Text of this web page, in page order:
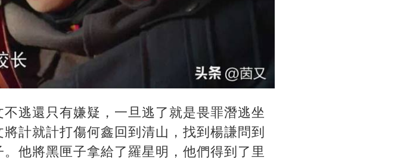
逃還只有嫌疑，一旦逃了就是畏罪潛逃坐
計就計打傷何鑫回到清山，找到楊謙問到
他將黑匣子拿給了羅星明，他們得到了里